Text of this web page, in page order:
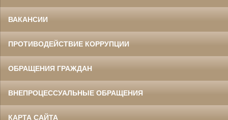
ВАКАНСИИ
ПРОТИВОДЕЙСТВИЕ КОРРУПЦИИ
ОБРАЩЕНИЯ ГРАЖДАН
ВНЕПРОЦЕССУАЛЬНЫЕ ОБРАЩЕНИЯ
КАРТА САЙТА